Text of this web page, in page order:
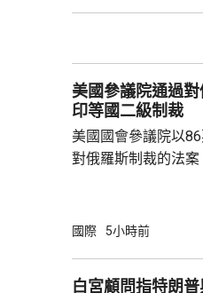
向船隻收費，或以
美軍中央司令部公
美國參議院通過
印等國二級制裁
美國國會參議院以
對俄羅斯制裁的法案
徵收最高500%的關
國際 5小時前
白宮顧問指特朗